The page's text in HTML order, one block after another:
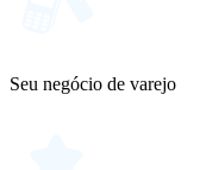
Seu negócio de varejo